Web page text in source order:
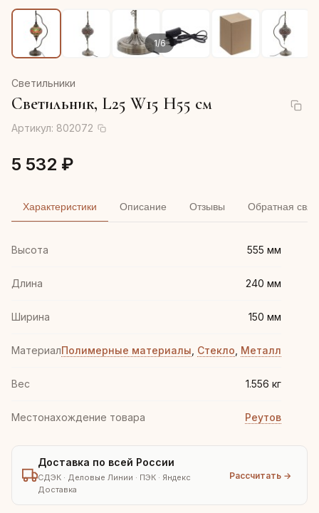
1/6
Светильники
Светильник, L25 W15 H55 см
Артикул: 802072
5 532 ₽
Характеристики Описание Отзывы Обратная
Высота 555 мм
Длина 240 мм
Ширина 150 мм
МатериалПолимерные материалы Стекло Металл
Вес 1.556 кг
Местонахождение товара Реутов
Доставка по всей России
СДЭК · Деловые Линии · ПЭК · Яндекс
Доставка
Рассчитать →